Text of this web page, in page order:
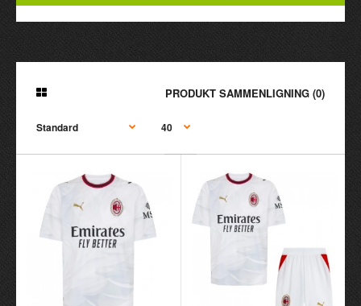
PRODUKT SAMMENLIGNING (0)